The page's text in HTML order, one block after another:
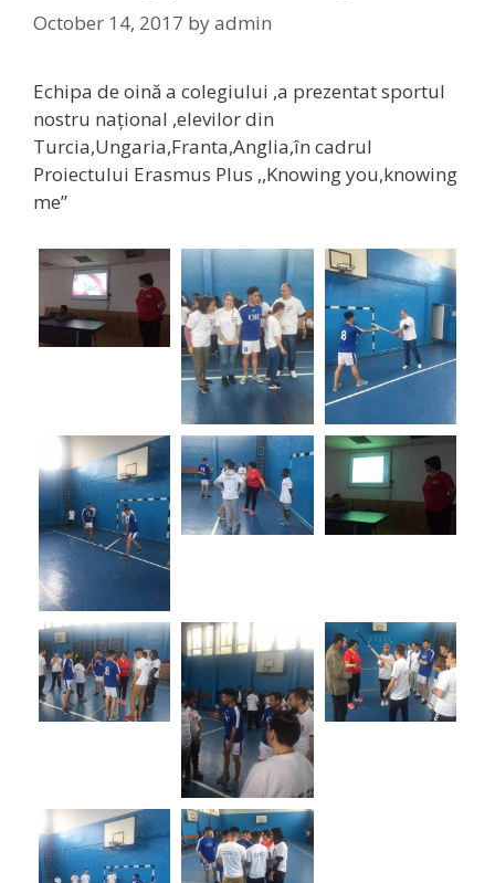
October 14, 2017 byadmin
Echipa de oină a colegiului ,a prezentat sportul
nostru național ,elevilor din
Turcia,Ungaria,Franta,Anglia,în cadrul
Proiectului Erasmus Plus ,,Knowing you,knowing
me”